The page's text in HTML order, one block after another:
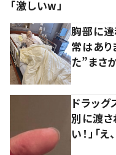
「激しいw」
胸部に
常はあ
た”まさ
ドラッ
別に渡
い！」「え